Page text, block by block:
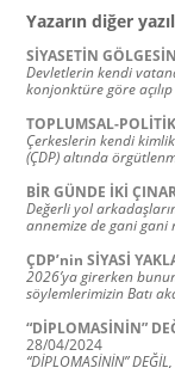
Yazarın diğer
SİYASETİN
Devletlerin kendi
konjonktüre göre
TOPLUMSAL-
Çerkeslerin kendi
(ÇDP) altında
BİR GÜNDE İKİ
Değerli yol
annemize de gani gani
ÇDP’nin SİYASİ
2026’ya girerken
söylemlerimizin Batı
“DİPLOMASİNİN”
28/04/2024
“DİPLOMASİNİN”